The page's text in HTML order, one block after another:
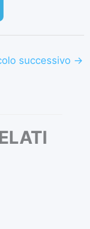
successivo →